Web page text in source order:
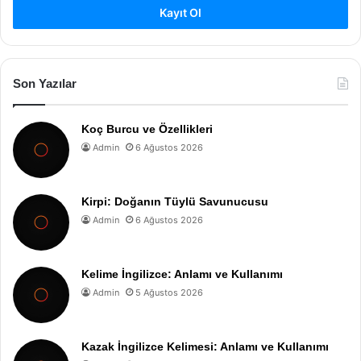
Kayıt Ol
Son Yazılar
Koç Burcu ve Özellikleri
Admin 6 Ağustos 2026
Kirpi: Doğanın Tüylü Savunucusu
Admin 6 Ağustos 2026
Kelime İngilizce: Anlamı ve Kullanımı
Admin 5 Ağustos 2026
Kazak İngilizce Kelimesi: Anlamı ve Kullanımı